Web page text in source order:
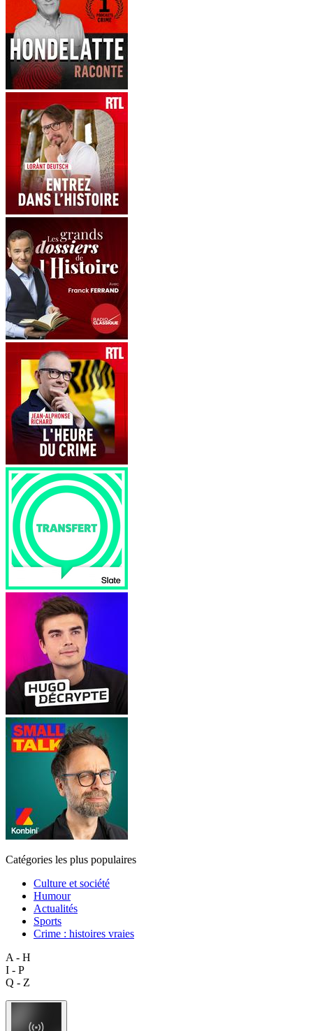
Catégories les plus populaires
Culture et société
Humour
Actualités
Sports
Crime : histoires vraies
A - H
I - P
Q - Z